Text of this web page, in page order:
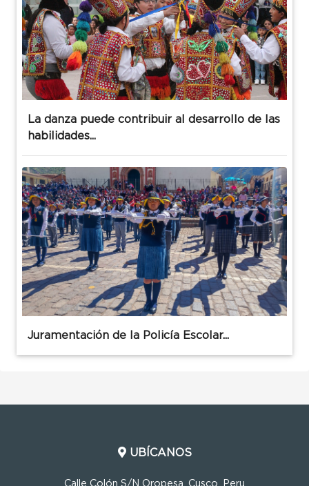
La danza puede contribuir al desarrollo de las
habilidades...
Juramentación de la Policía Escolar...
UBÍCANOS
Calle Colón S/N Oropesa, Cusco, Peru